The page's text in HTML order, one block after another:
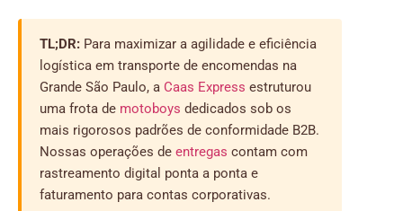
TL;DR: Para maximizar a agilidade e eficiência
logística em transporte de encomendas na
Grande São Paulo, a Caas Express estruturou
uma frota de motoboys dedicados sob os
mais rigorosos padrões de conformidade B2B.
Nossas operações de entregas contam com
rastreamento digital ponta a ponta e
faturamento para contas corporativas.